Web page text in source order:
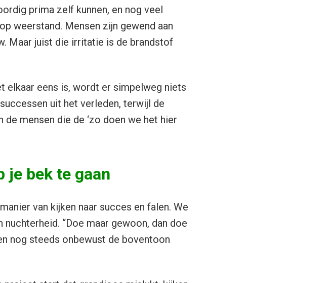
prima zelf kunnen, en nog veel
weerstand. Mensen zijn gewend aan
Maar juist die irritatie is de brandstof
elkaar eens is, wordt er simpelweg niets
uit het verleden, terwijl de
mensen die de ‘zo doen we het hier
je bek te gaan
van kijken naar succes en falen. We
“Doe maar gewoon, dan doe
nog steeds onbewust de boventoon